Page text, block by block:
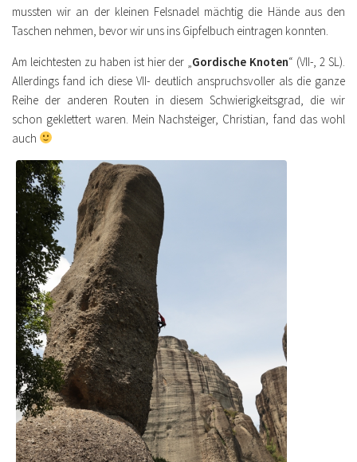
mussten wir an der kleinen Felsnadel mächtig die Hände aus den
Taschen nehmen, bevor wir uns ins Gipfelbuch eintragen konnten.
Am leichtesten zu haben ist hier der „ Gordische Knoten“ (VII-, 2 SL).
Allerdings fand ich diese VII- deutlich anspruchsvoller als die ganze
Reihe der anderen Routen in diesem Schwierigkeitsgrad, die wir
schon geklettert waren. Mein Nachsteiger, Christian, fand das wohl
auch